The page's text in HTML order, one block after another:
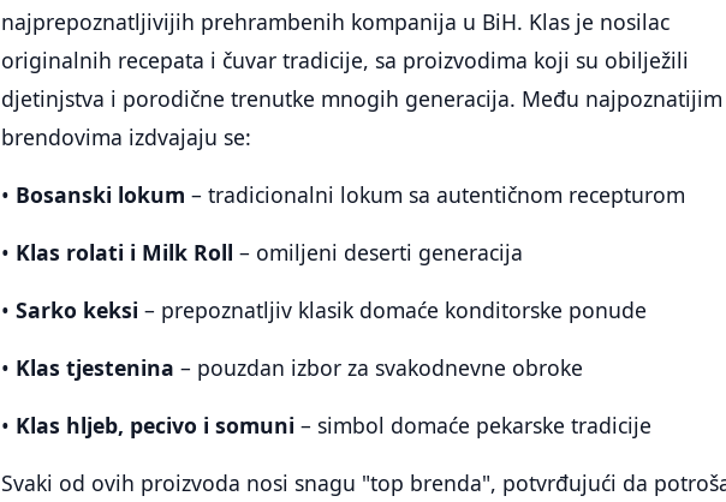
najprepoznatljivijih prehrambenih kompanija u BiH. Klas je nosilac
originalnih recepata i čuvar tradicije, sa proizvodima koji su obilježili
djetinjstva i porodične trenutke mnogih generacija. Među najpoznatijim
brendovima izdvajaju se:
• Bosanski lokum – tradicionalni lokum sa autentičnom recepturom
• Klas rolati i Milk Roll – omiljeni deserti generacija
•Sarko keksi – prepoznatljiv klasik domaće konditorske ponude
• Klas tjestenina – pouzdan izbor za svakodnevne obroke
• Klas hljeb, pecivo i somuni – simbol domaće pekarske tradicije
Svaki od ovih proizvoda nosi snagu "top brenda", potvrđujući da